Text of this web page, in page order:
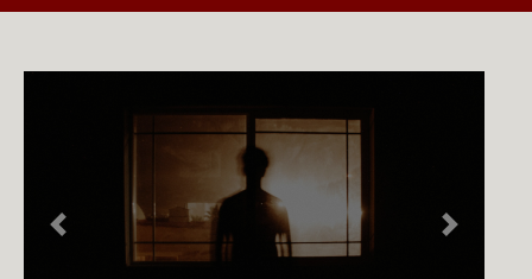
NOTÍCIAS
Previous Next